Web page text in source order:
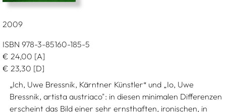
2009
ISBN 978-3-85160-185-5
€ 24,00 [A]
€ 23,30 [D]
„Ich, Uwe Bressnik, Kärntner Künstler“ und „Io, Uwe
Bressnik, artista austriaco": in diesen minimalen Differenzen
erscheint das Bild einer sehr ernsthaften, ironischen, in